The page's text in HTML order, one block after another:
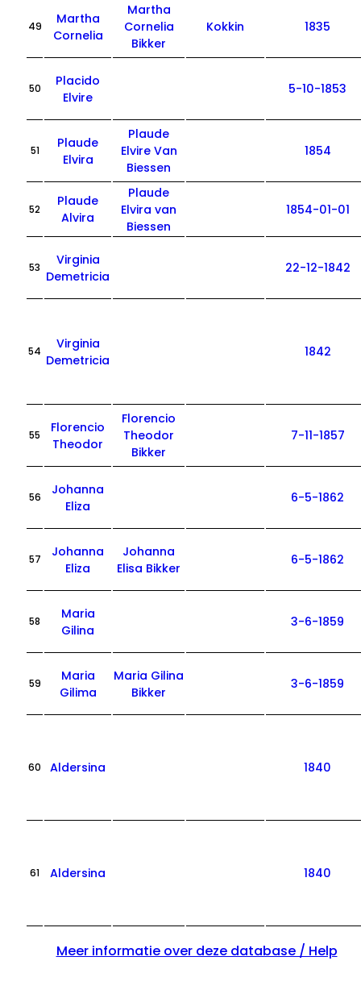
49
Martha
Cornelia
Martha
Cornelia
Bikker
Kokkin 1835
50
Placido
Elvire
5-10-1853
51
Plaude
Elvira
Plaude
Elvire Van
Biessen
1854
52
Plaude
Alvira
Plaude
Elvira van
Biessen
1854-01-01
53
Virginia
Demetricia
22-12-1842
54
Virginia
Demetricia
1842
55
Florencio
Theodor
Florencio
Theodor
Bikker
7-11-1857
56
Johanna
Eliza
6-5-1862
57
Johanna
Eliza
Johanna
Elisa Bikker
6-5-1862
58
Maria
Gilina
3-6-1859
59
Maria
Gilima
Maria Gilina
Bikker
3-6-1859
60 Aldersina 1840
61 Aldersina 1840
Meer informatie over deze database / Help